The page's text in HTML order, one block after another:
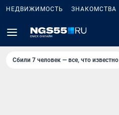
НЕДВИЖИМОСТЬ ЗНАКОМСТВА
Сбили 7 человек — все, что известно